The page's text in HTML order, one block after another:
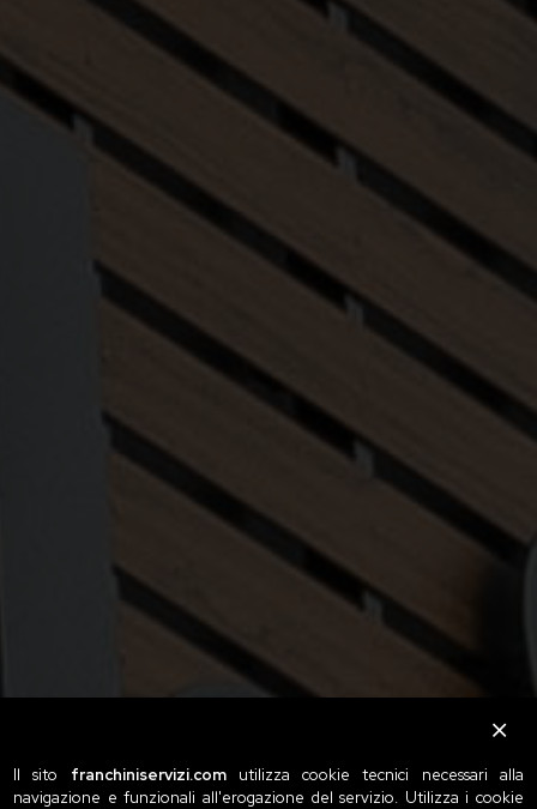
Il sito franchiniservizi.comutilizza cookie tecnici necessari alla
navigazione e funzionali all'erogazione del servizio. Utilizza i cookie